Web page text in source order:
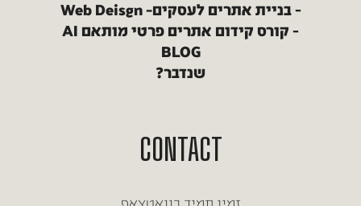
בניית אתרים לעסקים– Web Deisgn
קורס קידום אתרים פרטי מותאם AI
BLOG
שנדבר?
CONTACT